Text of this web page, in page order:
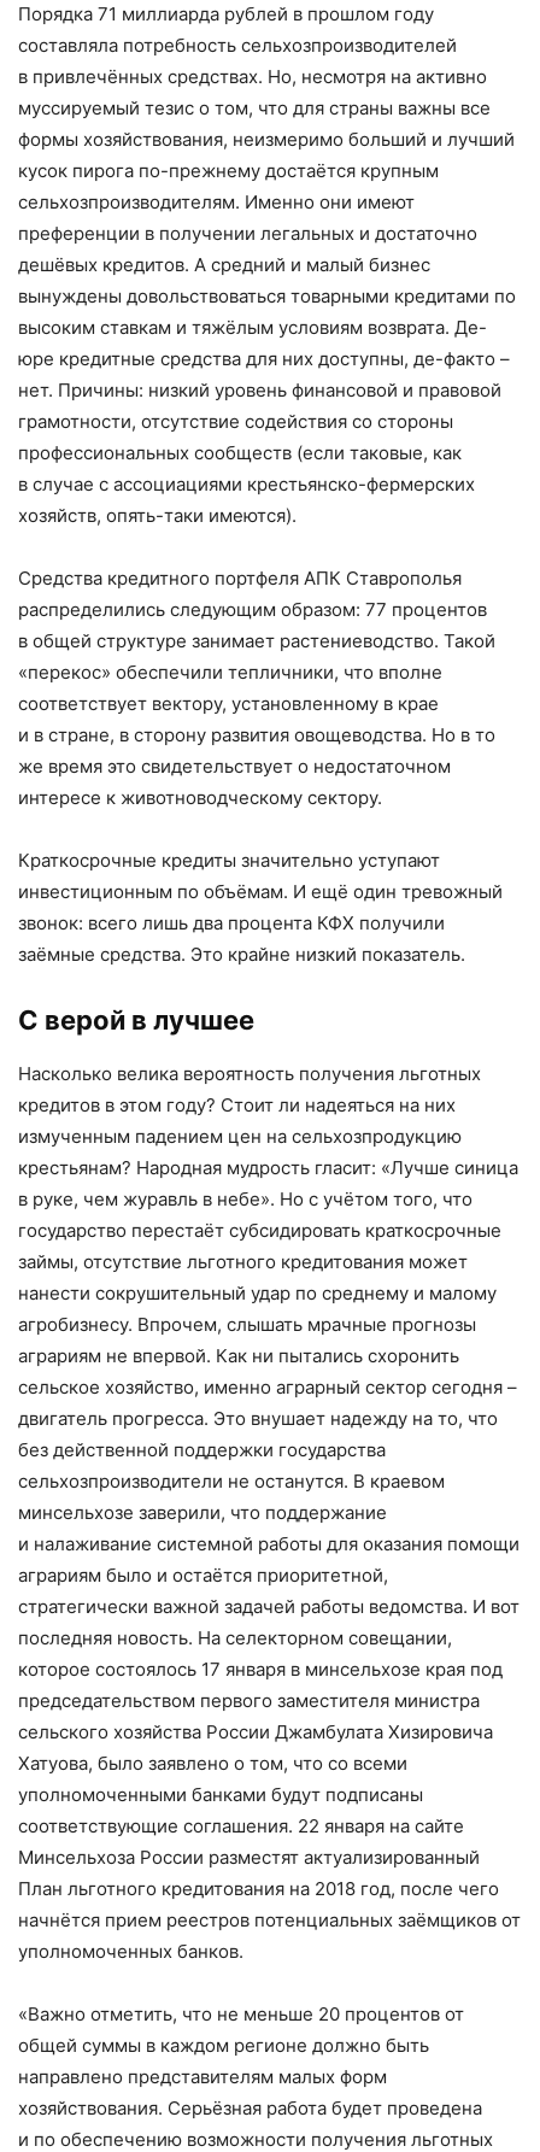
Порядка 71 миллиарда рублей в прошлом году
составляла потребность сельхозпроизводителей
в привлечённых средствах. Но, несмотря на активно
муссируемый тезис о том, что для страны важны все
формы хозяйствования, неизмеримо больший и лучший
кусок пирога по-прежнему достаётся крупным
сельхозпроизводителям. Именно они имеют
преференции в получении легальных и достаточно
дешёвых кредитов. А средний и малый бизнес
вынуждены довольствоваться товарными кредитами по
высоким ставкам и тяжёлым условиям возврата. Де-
юре кредитные средства для них доступны, де-факто –
нет. Причины: низкий уровень финансовой и правовой
грамотности, отсутствие содействия со стороны
профессиональных сообществ (если таковые, как
в случае с ассоциациями крестьянско-фермерских
хозяйств, опять-таки имеются).
Средства кредитного портфеля АПК Ставрополья
распределились следующим образом: 77 процентов
в общей структуре занимает растениеводство. Такой
«перекос» обеспечили тепличники, что вполне
соответствует вектору, установленному в крае
и в стране, в сторону развития овощеводства. Но в то
же время это свидетельствует о недостаточном
интересе к животноводческому сектору.
Краткосрочные кредиты значительно уступают
инвестиционным по объёмам. И ещё один тревожный
звонок: всего лишь два процента КФХ получили
заёмные средства. Это крайне низкий показатель.
С верой в лучшее
Насколько велика вероятность получения льготных
кредитов в этом году? Стоит ли надеяться на них
измученным падением цен на сельхозпродукцию
крестьянам? Народная мудрость гласит: «Лучше синица
в руке, чем журавль в небе». Но с учётом того, что
государство перестаёт субсидировать краткосрочные
займы, отсутствие льготного кредитования может
нанести сокрушительный удар по среднему и малому
агробизнесу. Впрочем, слышать мрачные прогнозы
аграриям не впервой. Как ни пытались схоронить
сельское хозяйство, именно аграрный сектор сегодня –
двигатель прогресса. Это внушает надежду на то, что
без действенной поддержки государства
сельхозпроизводители не останутся. В краевом
минсельхозе заверили, что поддержание
и налаживание системной работы для оказания помощи
аграриям было и остаётся приоритетной,
стратегически важной задачей работы ведомства. И вот
последняя новость. На селекторном совещании,
которое состоялось 17 января в минсельхозе края под
председательством первого заместителя министра
сельского хозяйства России Джамбулата Хизировича
Хатуова, было заявлено о том, что со всеми
уполномоченными банками будут подписаны
соответствующие соглашения. 22 января на сайте
Минсельхоза России разместят актуализированный
План льготного кредитования на 2018 год, после чего
начнётся прием реестров потенциальных заёмщиков от
уполномоченных банков.
«Важно отметить, что не меньше 20 процентов от
общей суммы в каждом регионе должно быть
направлено представителям малых форм
хозяйствования. Серьёзная работа будет проведена
и по обеспечению возможности получения льготных